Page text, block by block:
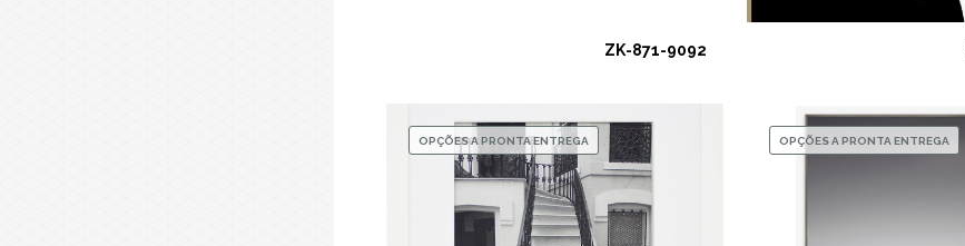
ZK-871-9092
OPÇÕES A PRONTA ENTREGA OPÇÕES A PRONTA ENTREGA